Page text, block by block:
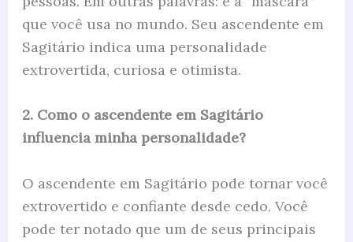
que você usa no mundo. Seu ascendente em
Sagitário indica uma personalidade
extrovertida, curiosa e otimista.
2. Como o ascendente em Sagitário
influencia minha personalidade?
O ascendente em Sagitário pode tornar você
extrovertido e confiante desde cedo. Você
pode ter notado que um de seus principais